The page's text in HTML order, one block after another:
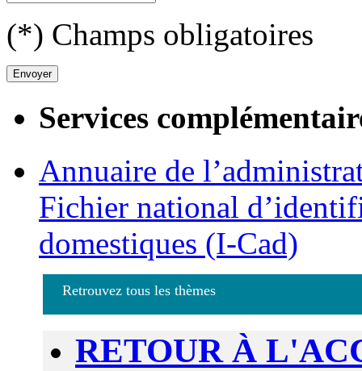
(*) Champs obligatoires
Services
Annuaire de
Fichier national
domestiques (I-Cad)
Retrouvez tous les thèmes
RETOUR À